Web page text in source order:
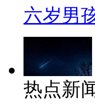
六岁男
热点新